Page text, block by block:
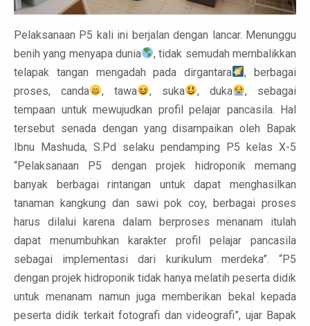
Pelaksanaan P5 kali ini berjalan dengan lancar. Menunggu
benih yang menyapa dunia
, tidak semudah membalikkan
telapak tangan mengadah pada dirgantara
, berbagai
proses, canda
, tawa , suka , duka
, sebagai
tempaan untuk mewujudkan profil pelajar pancasila. Hal
tersebut senada dengan yang disampaikan oleh Bapak
Ibnu Mashuda, S.Pd selaku pendamping P5 kelas X-5
“Pelaksanaan P5 dengan projek hidroponik memang
banyak berbagai rintangan untuk dapat menghasilkan
tanaman kangkung dan sawi pok coy, berbagai proses
harus dilalui karena dalam berproses menanam itulah
dapat menumbuhkan karakter profil pelajar pancasila
sebagai implementasi dari kurikulum merdeka”. “P5
dengan projek hidroponik tidak hanya melatih peserta didik
untuk menanam namun juga memberikan bekal kepada
peserta didik terkait fotografi dan videografi”, ujar Bapak